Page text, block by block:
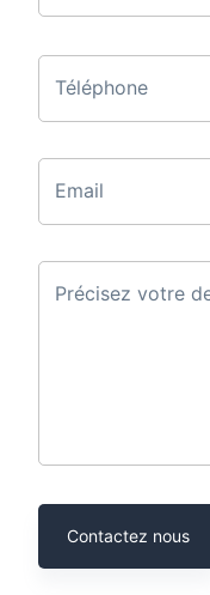
Téléphone
Email
Précisez votre
Contactez nous